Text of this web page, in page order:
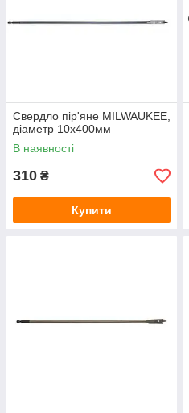
Свердло пір'яне MILWAUKEE,
діаметр 10x400мм
В наявності
310 ₴
Купити